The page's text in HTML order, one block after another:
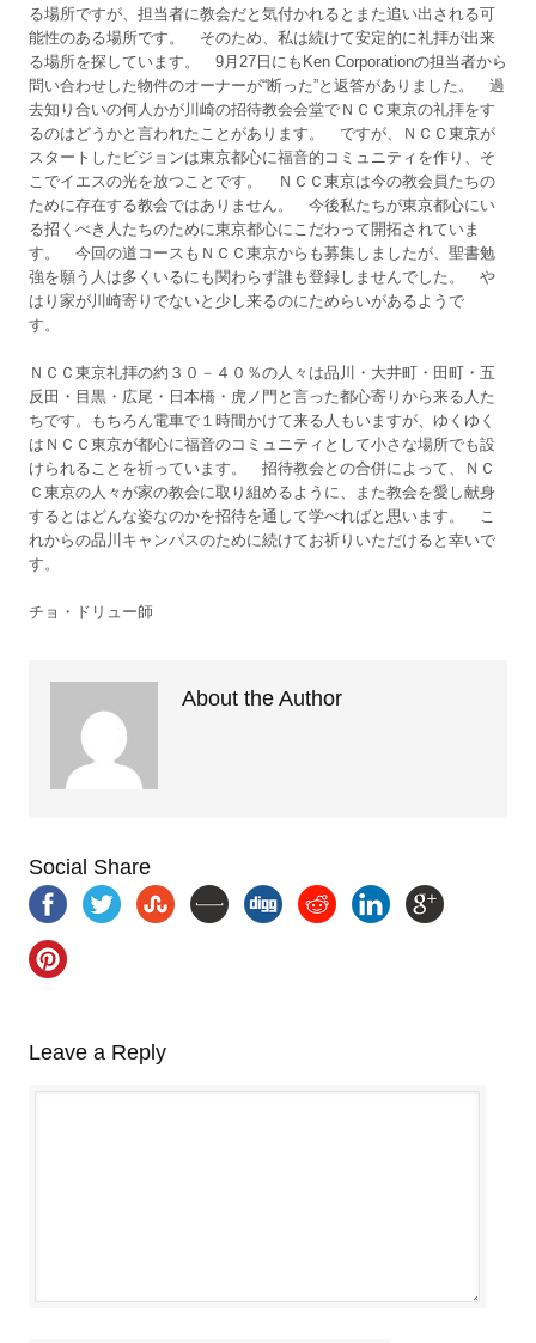
る場所ですが、担当者に教会だと気付かれるとまた追い出される可
能性のある場所です。 そのため、私は続けて安定的に礼拝が出来
る場所を探しています。 9月27日にもKen Corporationの担当者から
問い合わせした物件のオーナーが“断った”と返答がありました。 過
去知り合いの何人かが川崎の招待教会会堂でＮＣＣ東京の礼拝をす
るのはどうかと言われたことがあります。 ですが、ＮＣＣ東京が
スタートしたビジョンは東京都心に福音的コミュニティを作り、そ
こでイエスの光を放つことです。 ＮＣＣ東京は今の教会員たちの
ために存在する教会ではありません。 今後私たちが東京都心にい
る招くべき人たちのために東京都心にこだわって開拓されていま
す。 今回の道コースもＮＣＣ東京からも募集しましたが、聖書勉
強を願う人は多くいるにも関わらず誰も登録しませんでした。 や
はり家が川崎寄りでないと少し来るのにためらいがあるようで
す。
ＮＣＣ東京礼拝の約３０－４０％の人々は品川・大井町・田町・五
反田・目黒・広尾・日本橋・虎ノ門と言った都心寄りから来る人た
ちです。もちろん電車で１時間かけて来る人もいますが、ゆくゆく
はＮＣＣ東京が都心に福音のコミュニティとして小さな場所でも設
けられることを祈っています。 招待教会との合併によって、ＮＣ
Ｃ東京の人々が家の教会に取り組めるように、また教会を愛し献身
するとはどんな姿なのかを招待を通して学べればと思います。 こ
れからの品川キャンパスのために続けてお祈りいただけると幸いで
す。
チョ・ドリュー師
About the Author
Social Share
Leave a Reply